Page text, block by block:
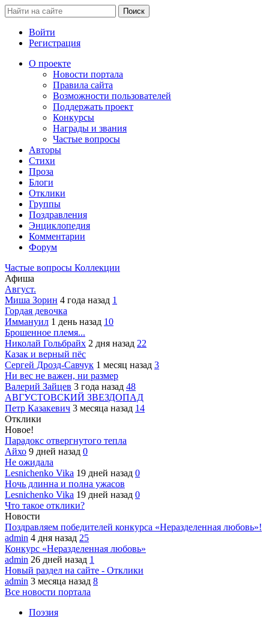
Войти
Регистрация
О проекте
Новости портала
Правила сайта
Возможности пользователей
Поддержать проект
Конкурсы
Награды и звания
Частые вопросы
Авторы
Стихи
Проза
Блоги
Отклики
Группы
Поздравления
Энциклопедия
Комментарии
Форум
Частые вопросы Коллекции
Афиша
Август.
Миша Зорин 4 года назад 1
Гордая девочка
Иммануил 1 день назад 10
Брошенное племя...
Николай Гольбрайх 2 дня назад 22
Казак и верный пёс
Сергей Дрозд-Савчук 1 месяц назад 3
Ни вес не важен, ни размер
Валерий Зайцев 3 года назад 48
АВГУСТОВСКИЙ ЗВЕЗДОПАД
Петр Казакевич 3 месяца назад 14
Отклики
Новое!
Парадокс отвергнутого тепла
Айхо 9 дней назад 0
Не ожидала
Lesnichenko Vika 19 дней назад 0
Ночь длинна и полна ужасов
Lesnichenko Vika 19 дней назад 0
Что такое отклики?
Новости
Поздравляем победителей конкурса «Неразделенная любовь»!
admin 4 дня назад 25
Конкурс «Неразделенная любовь»
admin 26 дней назад 1
Новый раздел на сайте - Отклики
admin 3 месяца назад 8
Все новости портала
Поэзия